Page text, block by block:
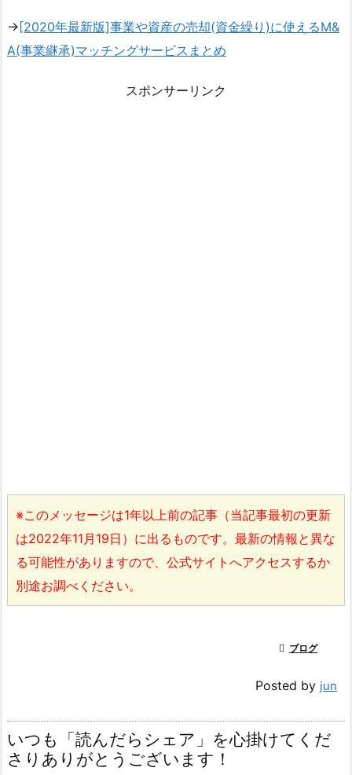
→ [2020年最新版]事業や資産の売却(資金繰り)に使えるM&
A(事業継承)マッチングサービスまとめ
スポンサーリンク
※このメッセージは1年以上前の記事（当記事最初の更新
は2022年11月19日）に出るものです。最新の情報と異な
る可能性がありますので、公式サイトへアクセスするか
別途お調べください。
 ブログ
Posted by jun
いつも「読んだらシェア」を心掛けてくだ
さりありがとうございます！